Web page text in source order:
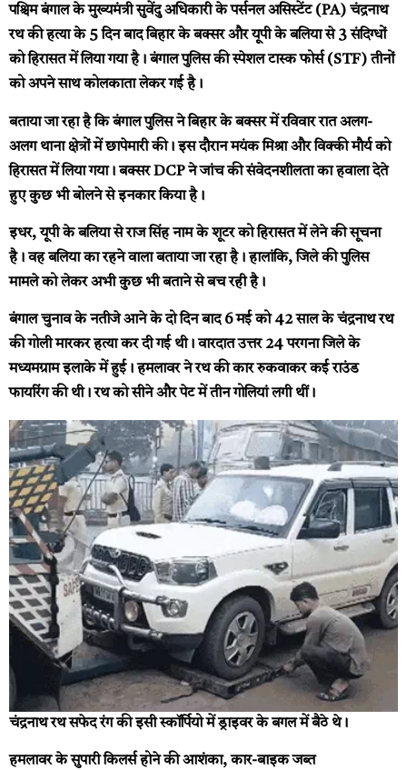
पश्चिम बंगाल के मुख्यमंत्री सुवेंदु अधिकारी के पर्सनल असिस्टेंट (PA) चंद्रनाथ
रथ की हत्या के 5 दिन बाद बिहार के बक्सर और यूपी के बलिया से 3 संदिग्धों
को हिरासत में लिया गया है। बंगाल पुलिस की स्पेशल टास्क फोर्स (STF) तीनों
को अपने साथ कोलकाता लेकर गई है।
बताया जा रहा है कि बंगाल पुलिस ने बिहार के बक्सर में रविवार रात अलग-
अलग थाना क्षेत्रों में छापेमारी की। इस दौरान मयंक मिश्रा और विक्की मौर्य को
हिरासत में लिया गया। बक्सर DCP ने जांच की संवेदनशीलता का हवाला देते
हुए कुछ भी बोलने से इनकार किया है।
इधर, यूपी के बलिया से राज सिंह नाम के शूटर को हिरासत में लेने की सूचना
है। वह बलिया का रहने वाला बताया जा रहा है। हालांकि, जिले की पुलिस
मामले को लेकर अभी कुछ भी बताने से बच रही है।
बंगाल चुनाव के नतीजे आने के दो दिन बाद 6 मई को 42 साल के चंद्रनाथ रथ
की गोली मारकर हत्या कर दी गई थी। वारदात उत्तर 24 परगना जिले के
मध्यमग्राम इलाके में हुई। हमलावर ने रथ की कार रुकवाकर कई राउंड
फायरिंग की थी। रथ को सीने और पेट में तीन गोलियां लगी थीं।
चंद्रनाथ रथ सफेद रंग की इसी स्कॉर्पियो में ड्राइवर के बगल में बैठे थे।
हमलावर के सुपारी किलर्स होने की आशंका, कार-बाइक जब्त